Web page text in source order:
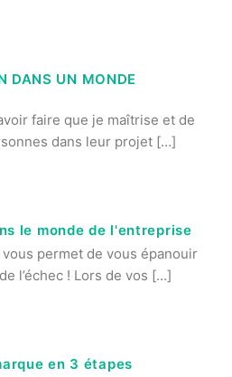
DANS UN MONDE
faire que je maîtrise et de
dans leur projet […]
le monde de l'entreprise
permet de vous épanouir
l’échec ! Lors de vos […]
en 3 étapes